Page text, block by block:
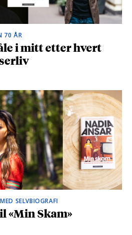
70 ÅR
i mitt etter hvert
SELVBIOGRAFI
«Min Skam»